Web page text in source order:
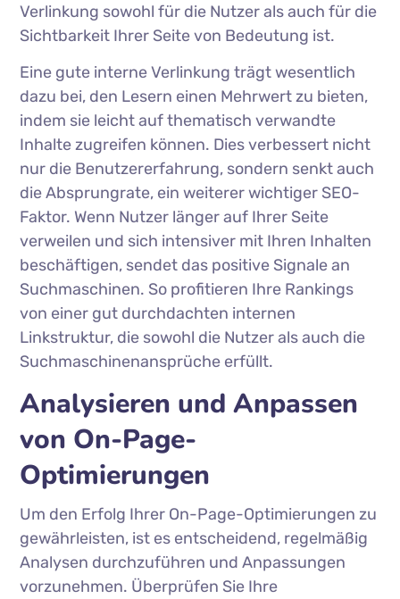
Verlinkung sowohl für die Nutzer als auch für die
Sichtbarkeit Ihrer Seite von Bedeutung ist.
Eine gute interne Verlinkung trägt wesentlich
dazu bei, den Lesern einen Mehrwert zu bieten,
indem sie leicht auf thematisch verwandte
Inhalte zugreifen können. Dies verbessert nicht
nur die Benutzererfahrung, sondern senkt auch
die Absprungrate, ein weiterer wichtiger SEO-
Faktor. Wenn Nutzer länger auf Ihrer Seite
verweilen und sich intensiver mit Ihren Inhalten
beschäftigen, sendet das positive Signale an
Suchmaschinen. So profitieren Ihre Rankings
von einer gut durchdachten internen
Linkstruktur, die sowohl die Nutzer als auch die
Suchmaschinenansprüche erfüllt.
Analysieren und Anpassen
von On-Page-
Optimierungen
Um den Erfolg Ihrer On-Page-Optimierungen zu
gewährleisten, ist es entscheidend, regelmäßig
Analysen durchzuführen und Anpassungen
vorzunehmen. Überprüfen Sie Ihre